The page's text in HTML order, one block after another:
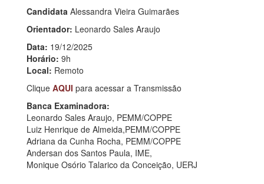
Candidata Alessandra Vieira Guimarães
Orientador: Leonardo Sales Araujo
Data: 19/12/2025
Horário: 9h
Local: Remoto
Clique AQUI para acessar a Transmissão
Banca Examinadora:
Leonardo Sales Araujo, PEMM/COPPE
Luiz Henrique de Almeida,PEMM/COPPE
Adriana da Cunha Rocha, PEMM/COPPE
Andersan dos Santos Paula, IME,
Monique Osório Talarico da Conceição, UERJ